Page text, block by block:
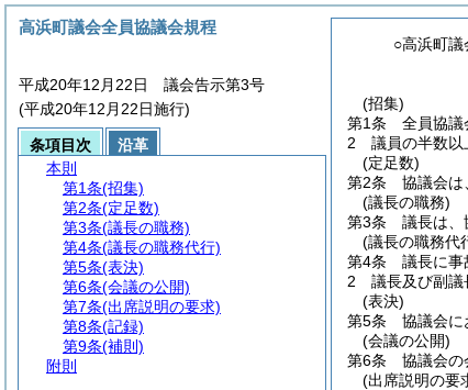
○高浜町議
(招集)
第1条
全員協議
2
議員の半数以
(定足数)
第2条
協議会は
(議長の職務)
第3条
議長は、
(議長の職務代
第4条
議長に事
2
議長及び副議
(表決)
第5条
協議会に
(会議の公開)
第6条
協議会の
(出席説明の要
高浜町議会全員協議会規程
平成20年12月22日 議会告示第3号
(平成20年12月22日施行)
条項目次
沿革
本則
第1条(招集)
第2条(定足数)
第3条(議長の職務)
第4条(議長の職務代行)
第5条(表決)
第6条(会議の公開)
第7条(出席説明の要求)
第8条(記録)
第9条(補則)
附則